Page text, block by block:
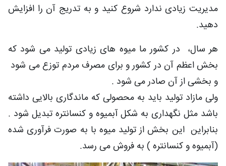
مدیریت زیادی ندارد شروع کنید و به تدریج آن را افزایش
دهید.
هر سال، در کشور ما میوه های زیادی تولید می شود که
بخش اعظم آن در کشور و برای مصرف مردم توزع می شود
و بخشی از آن صادر می شود .
ولی مازاد تولید باید به محصولی که ماندگاری بالایی داشته
باشد مثل نگهداری به شکل آبمیوه و کنسانتره تبدیل شود .
بنابراین این بخش از تولید میوه با به صورت فرآوری شده
(آبمیوه و کنسانتره ) به فروش می رسد.